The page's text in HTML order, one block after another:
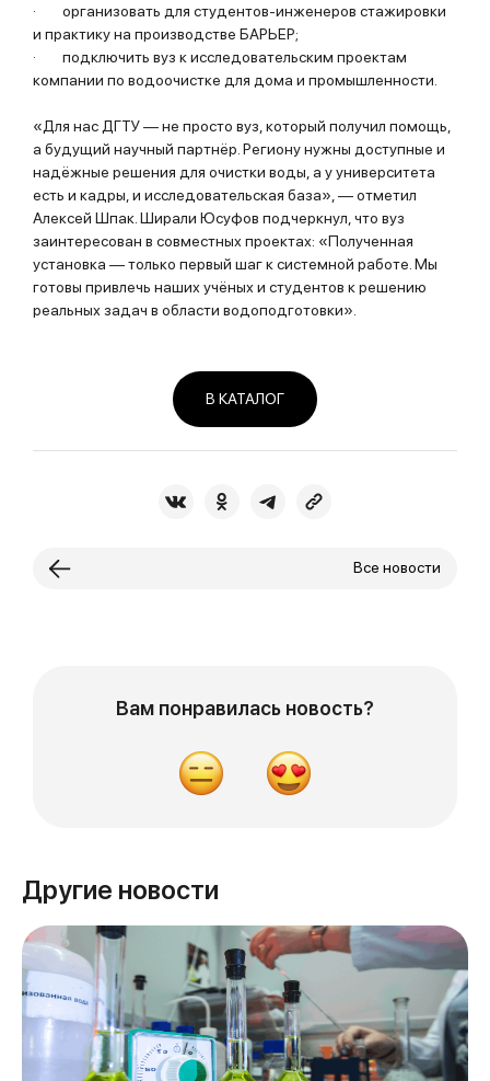
· организовать для студентов-инженеров стажировки
и практику на производстве БАРЬЕР;
· подключить вуз к исследовательским проектам
компании по водоочистке для дома и промышленности.
«Для нас ДГТУ — не просто вуз, который получил помощь,
а будущий научный партнёр. Региону нужны доступные и
надёжные решения для очистки воды, а у университета
есть и кадры, и исследовательская база», — отметил
Алексей Шпак. Ширали Юсуфов подчеркнул, что вуз
заинтересован в совместных проектах: «Полученная
установка — только первый шаг к системной работе. Мы
готовы привлечь наших учёных и студентов к решению
реальных задач в области водоподготовки».
В КАТАЛОГ
Все новости
Вам понравилась новость?
Другие новости